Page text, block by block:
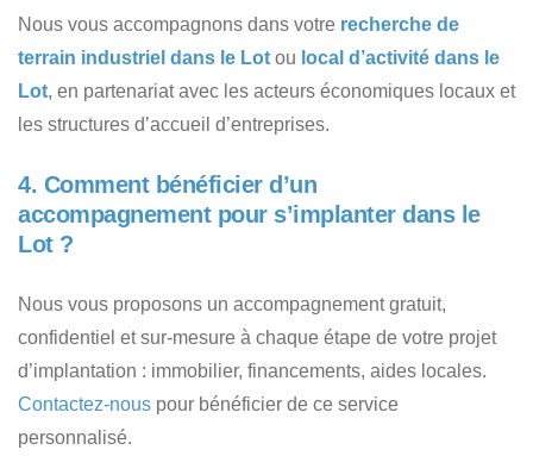
Nous vous accompagnons dans votre recherche de
terrain industriel dans le Lot ou local d’activité dans le
Lot, en partenariat avec les acteurs économiques locaux et
les structures d’accueil d’entreprises.
4. Comment bénéficier d’un
accompagnement pour s’implanter dans le
Lot ?
Nous vous proposons un accompagnement gratuit,
confidentiel et sur-mesure à chaque étape de votre projet
d’implantation : immobilier, financements, aides locales.
Contactez-nous pour bénéficier de ce service
personnalisé.